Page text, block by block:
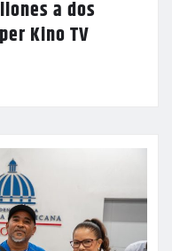
a dos
Kino TV